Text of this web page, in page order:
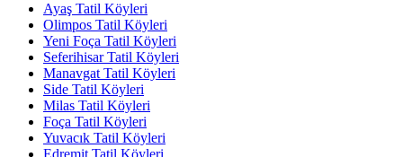
Ayaş Tatil Köyleri
Olimpos Tatil Köyleri
Yeni Foça Tatil Köyleri
Seferihisar Tatil Köyleri
Manavgat Tatil Köyleri
Side Tatil Köyleri
Milas Tatil Köyleri
Foça Tatil Köyleri
Yuvacık Tatil Köyleri